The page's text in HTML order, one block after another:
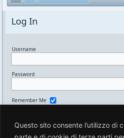
Questo sito consente l’utilizzo di
Log In
Username
Password
Remember Me
Lost your password?